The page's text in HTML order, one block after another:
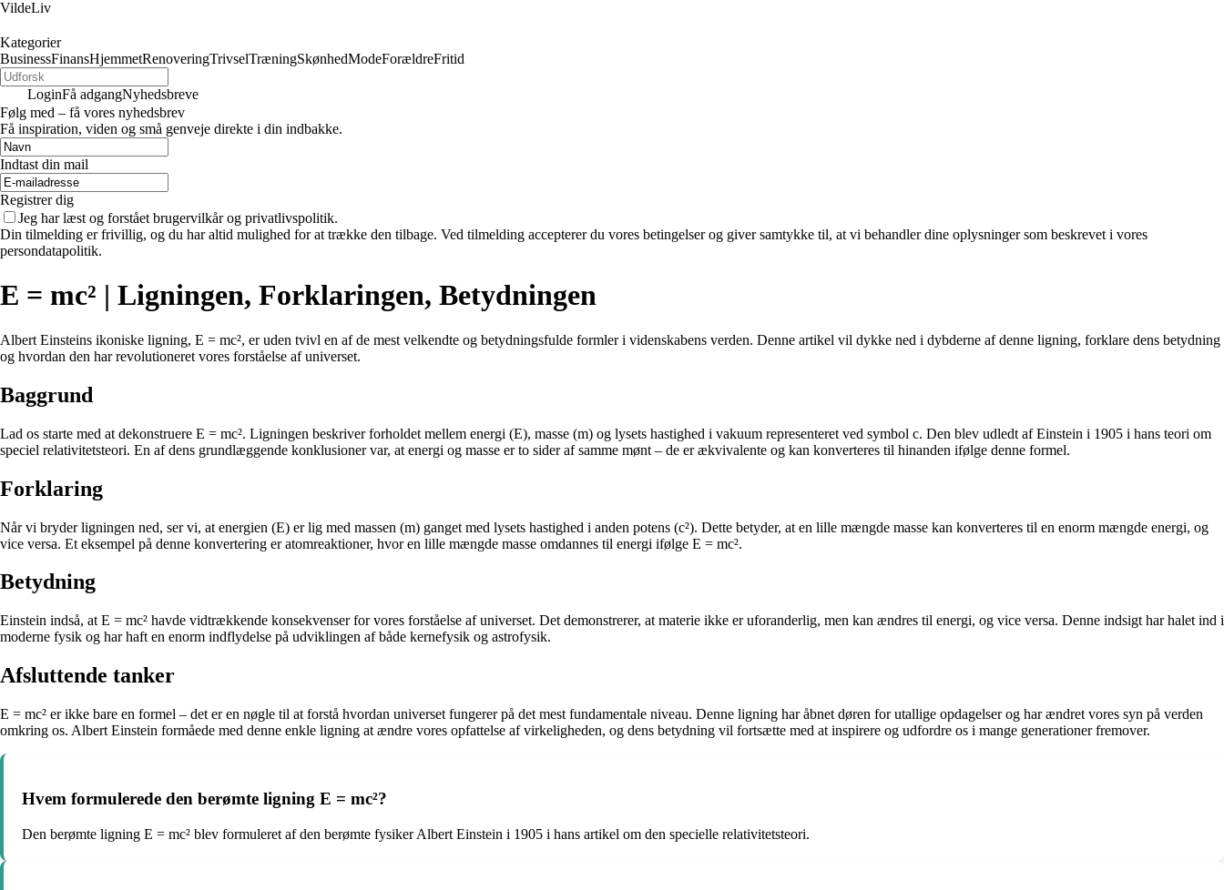
VildeLiv
Kategorier
BusinessFinansHjemmetRenoveringTrivselTræningSkønhedModeForældreFritid
LoginFå adgangNyhedsbreve
Følg med – få vores nyhedsbrev
Få inspiration, viden og små genveje direkte i din indbakke.
Indtast din mail
Registrer dig
Jeg har læst og forstået brugervilkår og privatlivspolitik.
Din tilmelding er frivillig, og du har altid mulighed for at trække den tilbage. Ved tilmelding accepterer du vores betingelser og giver samtykke til, at vi behandler dine oplysninger som beskrevet i vores
persondatapolitik.
E = mc² | Ligningen, Forklaringen, Betydningen
Albert Einsteins ikoniske ligning, E = mc², er uden tvivl en af de mest velkendte og betydningsfulde formler i videnskabens verden. Denne artikel vil dykke ned i dybderne af denne ligning, forklare dens betydning
og hvordan den har revolutioneret vores forståelse af universet.
Baggrund
Lad os starte med at dekonstruere E = mc². Ligningen beskriver forholdet mellem energi (E), masse (m) og lysets hastighed i vakuum representeret ved symbol c. Den blev udledt af Einstein i 1905 i hans teori om
speciel relativitetsteori. En af dens grundlæggende konklusioner var, at energi og masse er to sider af samme mønt – de er ækvivalente og kan konverteres til hinanden ifølge denne formel.
Forklaring
Når vi bryder ligningen ned, ser vi, at energien (E) er lig med massen (m) ganget med lysets hastighed i anden potens (c²). Dette betyder, at en lille mængde masse kan konverteres til en enorm mængde energi, og
vice versa. Et eksempel på denne konvertering er atomreaktioner, hvor en lille mængde masse omdannes til energi ifølge E = mc².
Betydning
Einstein indså, at E = mc² havde vidtrækkende konsekvenser for vores forståelse af universet. Det demonstrerer, at materie ikke er uforanderlig, men kan ændres til energi, og vice versa. Denne indsigt har halet ind i
moderne fysik og har haft en enorm indflydelse på udviklingen af både kernefysik og astrofysik.
Afsluttende tanker
E = mc² er ikke bare en formel – det er en nøgle til at forstå hvordan universet fungerer på det mest fundamentale niveau. Denne ligning har åbnet døren for utallige opdagelser og har ændret vores syn på verden
omkring os. Albert Einstein formåede med denne enkle ligning at ændre vores opfattelse af virkeligheden, og dens betydning vil fortsætte med at inspirere og udfordre os i mange generationer fremover.
Hvem formulerede den berømte ligning E = mc²?
Den berømte ligning E = mc² blev formuleret af den berømte fysiker Albert Einstein i 1905 i hans artikel om den specielle relativitetsteori.